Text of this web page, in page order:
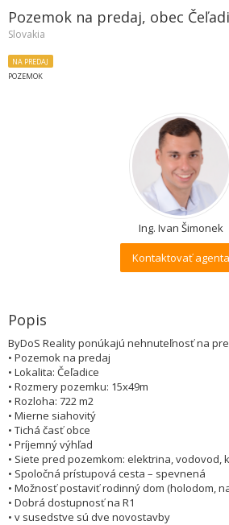
Pozemok na predaj, obec
Slovakia
NA PREDAJ
POZEMOK
Ing. Ivan Šimonek
Kontaktovať agenta
Popis
ByDoS Reality ponúkajú nehnuteľnosť na
• Pozemok na predaj
• Lokalita: Čeľadice
• Rozmery pozemku: 15x49m
• Rozloha: 722 m2
• Mierne siahovitý
• Tichá časť obce
• Príjemný výhľad
• Siete pred pozemkom: elektrina, vodovod,
• Spoločná prístupová cesta – spevnená
• Možnosť postaviť rodinný dom (holodom,
• Dobrá dostupnosť na R1
• v susedstve sú dve novostavby